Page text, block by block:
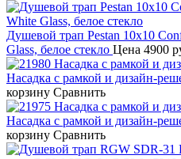
Душевой трап Pestan 10х10
Glass, белое стекло Цена 4900
Насадка с рамкой и дизайн-
корзину Сравнить
Насадка с рамкой и дизайн-
корзину Сравнить